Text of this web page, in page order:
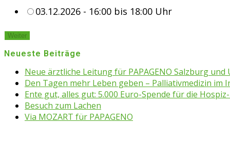
03.12.2026 - 16:00 bis 18:00 Uhr
Weiter
Neueste Beiträge
Neue ärztliche Leitung für PAPAGENO Salzburg und
Den Tagen mehr Leben geben – Palliativmedizin im
Ente gut, alles gut: 5.000 Euro-Spende für die
Besuch zum Lachen
Via MOZART für PAPAGENO